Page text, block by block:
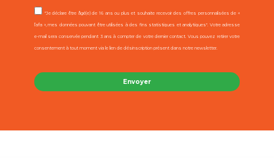
"Je déclare être âgé(e) de 16 ans ou plus et souhaite recevoir des offres personnalisées de «
l’afa », mes données pouvant être utilisées à des fins statistiques et analytiques". Votre adresse
e-mail sera conservée pendant 3 ans à compter de votre dernier contact. Vous pouvez retirer votre
consentement à tout moment via le lien de désinscription présent dans notre newsletter.